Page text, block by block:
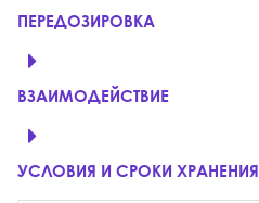
ПЕРЕДОЗИРОВКА
ВЗАИМОДЕЙСТВИЕ
УСЛОВИЯ И СРОКИ ХРАНЕНИЯ